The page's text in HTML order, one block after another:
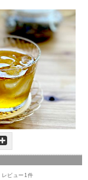
レビュー 1 件